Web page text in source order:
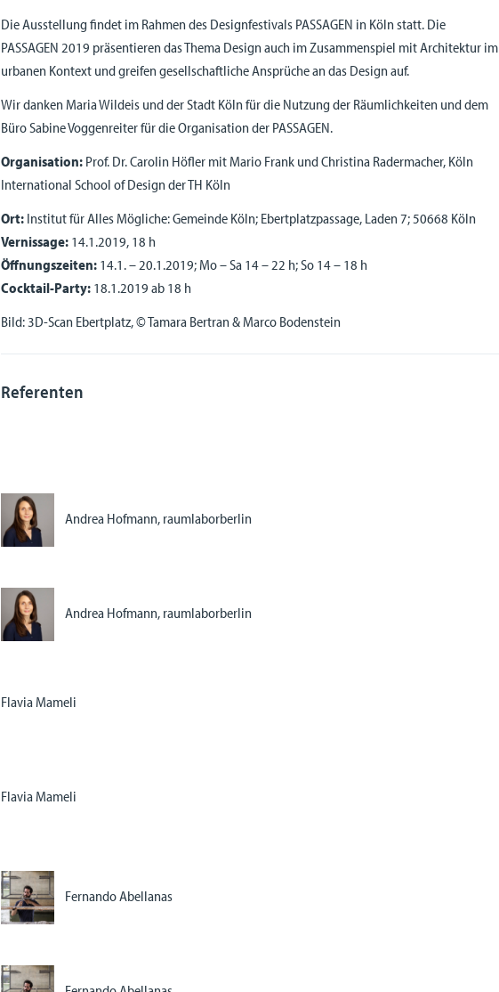
Die Ausstellung findet im Rahmen des Designfestivals PASSAGEN in Köln statt. Die
PASSAGEN 2019 präsentieren das Thema Design auch im Zusammenspiel mit Architektur im
urbanen Kontext und greifen gesellschaftliche Ansprüche an das Design auf.
Wir danken Maria Wildeis und der Stadt Köln für die Nutzung der Räumlichkeiten und dem
Büro Sabine Voggenreiter für die Organisation der PASSAGEN.
Organisation: Prof. Dr. Carolin Höfler mit Mario Frank und Christina Radermacher, Köln
International School of Design der TH Köln
Ort: Institut für Alles Mögliche: Gemeinde Köln; Ebertplatzpassage, Laden 7; 50668 Köln
Vernissage: 14.1.2019, 18 h
Öffnungszeiten: 14.1. – 20.1.2019; Mo – Sa 14 – 22 h; So 14 – 18 h
Cocktail-Party: 18.1.2019 ab 18 h
Bild: 3D-Scan Ebertplatz, © Tamara Bertran & Marco Bodenstein
Referenten
Andrea Hofmann, raumlaborberlin
Andrea Hofmann, raumlaborberlin
Flavia Mameli
Flavia Mameli
Fernando Abellanas